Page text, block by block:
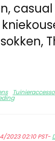
02:10 PST-